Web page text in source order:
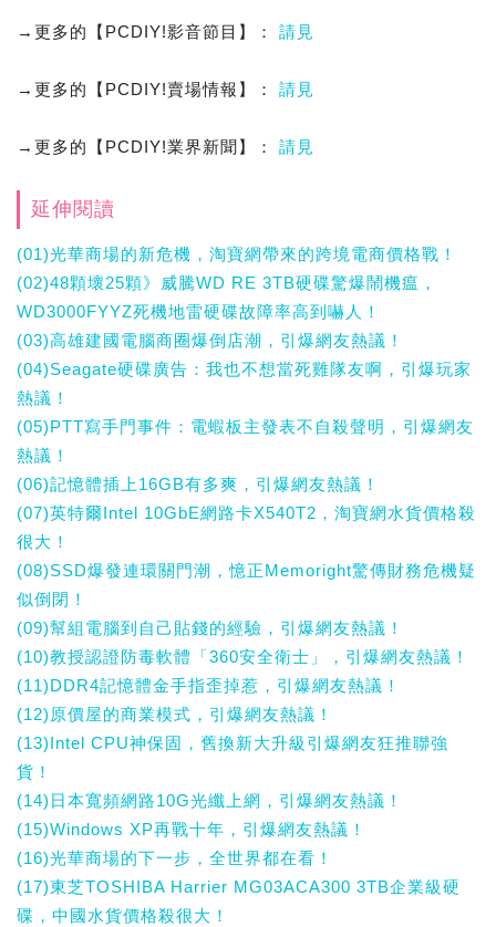
→更多的【PCDIY!影音節目】： 請見
→更多的【PCDIY!賣場情報】： 請見
→更多的【PCDIY!業界新聞】： 請見
延伸閱讀
(01)光華商場的新危機，淘寶網帶來的跨境電商價格戰！
(02)48顆壞25顆》威騰WD RE 3TB硬碟驚爆鬧機瘟，
WD3000FYYZ死機地雷硬碟故障率高到嚇人！
(03)高雄建國電腦商圈爆倒店潮，引爆網友熱議！
(04)Seagate硬碟廣告：我也不想當死雞隊友啊，引爆玩家
熱議！
(05)PTT寫手門事件：電蝦板主發表不自殺聲明，引爆網友
熱議！
(06)記憶體插上16GB有多爽，引爆網友熱議！
(07)英特爾Intel 10GbE網路卡X540T2，淘寶網水貨價格殺
很大！
(08)SSD爆發連環關門潮，憶正Memoright驚傳財務危機疑
似倒閉！
(09)幫組電腦到自己貼錢的經驗，引爆網友熱議！
(10)教授認證防毒軟體「360安全衛士」，引爆網友熱議！
(11)DDR4記憶體金手指歪掉惹，引爆網友熱議！
(12)原價屋的商業模式，引爆網友熱議！
(13)Intel CPU神保固，舊換新大升級引爆網友狂推聯強
貨！
(14)日本寬頻網路10G光纖上網，引爆網友熱議！
(15)Windows XP再戰十年，引爆網友熱議！
(16)光華商場的下一步，全世界都在看！
(17)東芝TOSHIBA Harrier MG03ACA300 3TB企業級硬
碟，中國水貨價格殺很大！